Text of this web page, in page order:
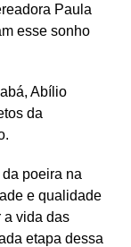
Paula
esse sonho
Abílio
da
poeira na
e qualidade
a vida das
etapa dessa